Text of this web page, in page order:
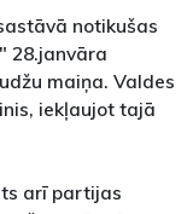
notikušas
28.janvāra
maiņa. Valdes
iekļaujot tajā
arī partijas